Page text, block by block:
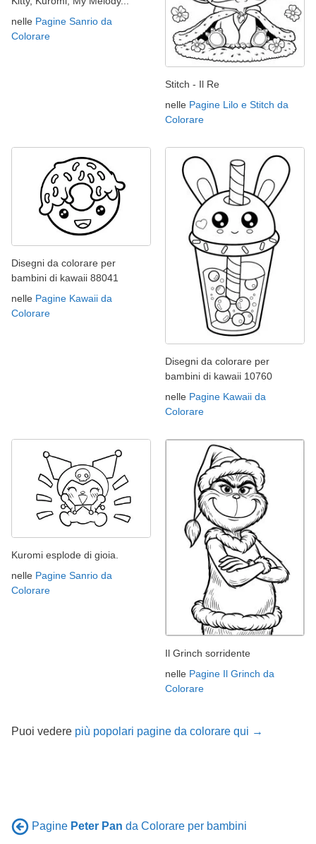
nelle Pagine Sanrio da
Colorare
Stitch - Il Re
nelle Pagine Lilo e Stitch da
Colorare
Disegni da colorare per
bambini di kawaii 88041
nelle Pagine Kawaii da
Colorare
Disegni da colorare per
bambini di kawaii 10760
nelle Pagine Kawaii da
Colorare
Kuromi esplode di gioia.
nelle Pagine Sanrio da
Colorare
Il Grinch sorridente
nelle Pagine Il Grinch da
Colorare
Puoi vedere più popolari pagine da colorare qui →
Pagine Peter Pan da Colorare per bambini